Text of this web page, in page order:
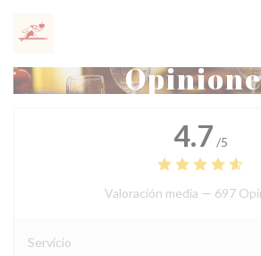
4.7 /5
Valoración media — 697
Servicio